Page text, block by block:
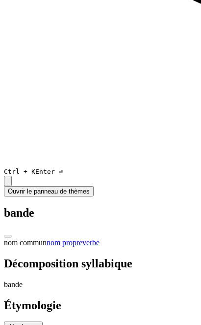
Ctrl + KEnter ⏎
Ouvrir le panneau de thèmes
bande
nom communnom propreverbe
Décomposition syllabique
bande
Étymologie